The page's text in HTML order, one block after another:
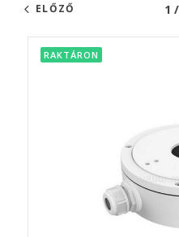
ELŐZŐ 1
RAKTÁRON